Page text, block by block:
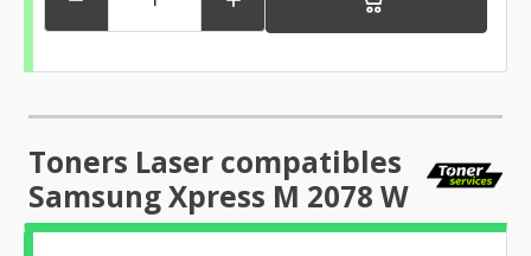
Toners Laser compatibles
Samsung Xpress M 2078 W